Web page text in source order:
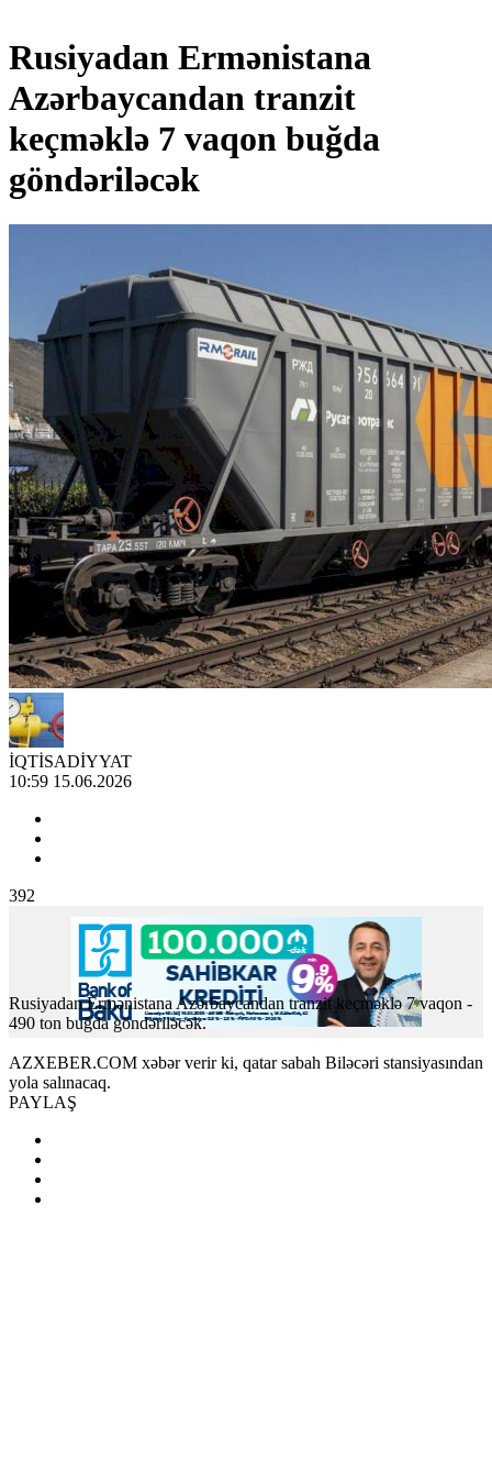
Rusiyadan Ermənistana
Azərbaycandan tranzit
keçməklə 7 vaqon buğda
göndəriləcək
İQTİSADİYYAT
10:59 15.06.2026
392
Rusiyadan Ermənistana Azərbaycandan tranzit keçməklə 7 vaqon -
490 ton buğda göndəriləcək.
AZXEBER.COM xəbər verir ki, qatar sabah Biləcəri stansiyasından
yola salınacaq.
PAYLAŞ